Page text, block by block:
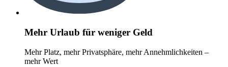
Mehr Urlaub für weniger Geld
Mehr Platz, mehr Privatsphäre, mehr Annehmlichkeiten –
mehr Wert